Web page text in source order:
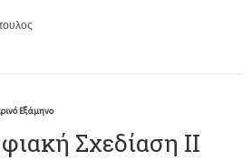
Εξάμηνο
Σχεδίαση ΙΙ